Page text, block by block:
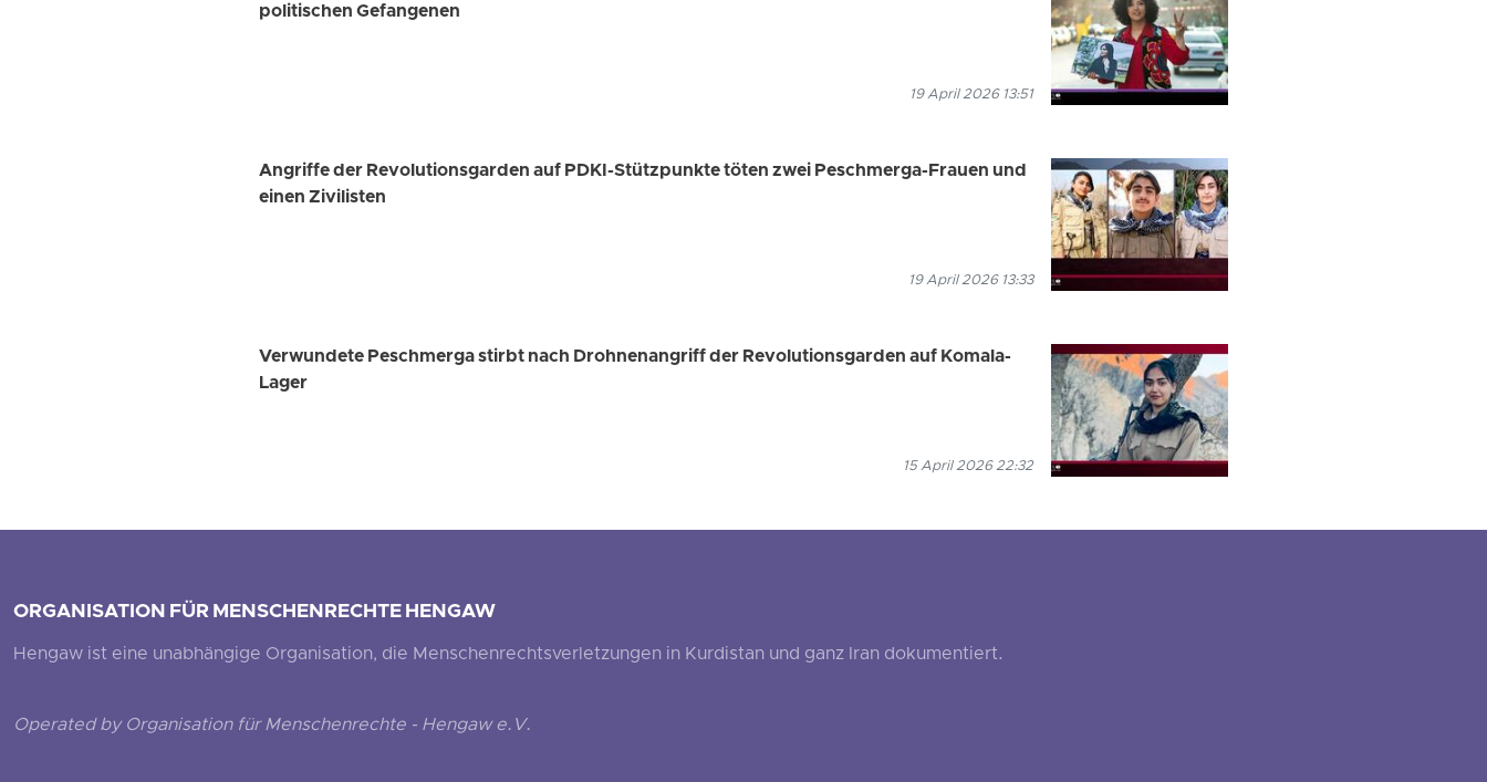
politischen Gefangenen
19 April 2026 13:51
Angriffe der Revolutionsgarden auf PDKI-Stützpunkte töten zwei Peschmerga-Frauen und
einen Zivilisten
19 April 2026 13:33
Verwundete Peschmerga stirbt nach Drohnenangriff der Revolutionsgarden auf Komala-
Lager
15 April 2026 22:32
ORGANISATION FÜR MENSCHENRECHTE HENGAW
Hengaw ist eine unabhängige Organisation, die Menschenrechtsverletzungen in Kurdistan und ganz Iran dokumentiert.
Operated by Organisation für Menschenrechte - Hengaw e.V.